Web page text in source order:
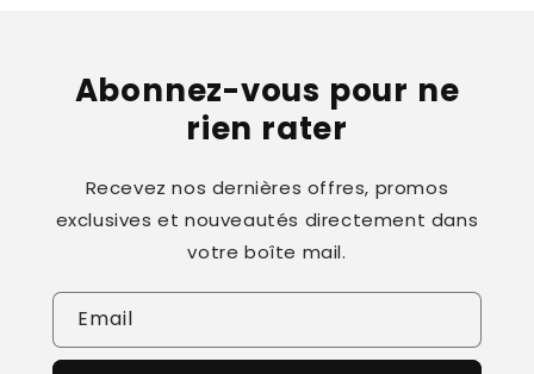
Abonnez-vous pour ne
rien rater
Recevez nos dernières offres, promos
exclusives et nouveautés directement dans
votre boîte mail.
Email